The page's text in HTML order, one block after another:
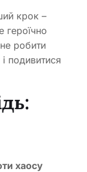
крок –
героїчно
робити
подивитися
хаосу